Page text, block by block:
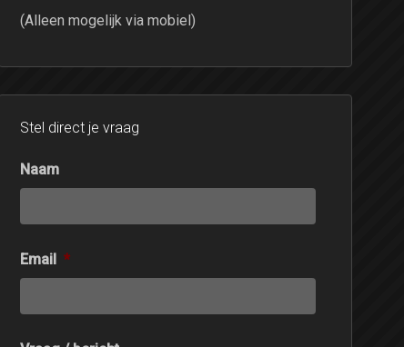
(Alleen mogelijk via mobiel)
Stel direct je vraag
Naam
Email *